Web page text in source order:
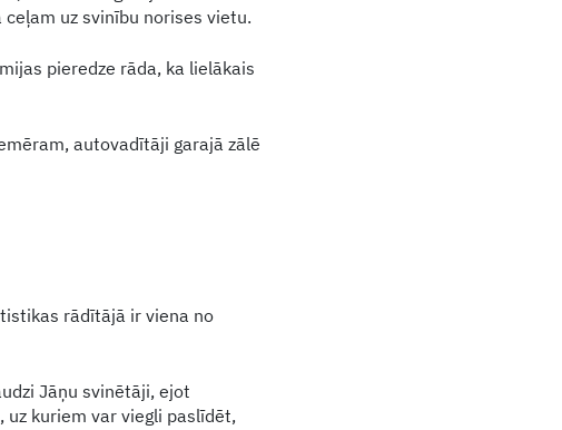
uz svinību norises vietu.
pieredze rāda, ka lielākais
autovadītāji garajā zālē
rādītājā ir viena no
Jāņu svinētāji, ejot
uz kuriem var viegli paslīdēt,